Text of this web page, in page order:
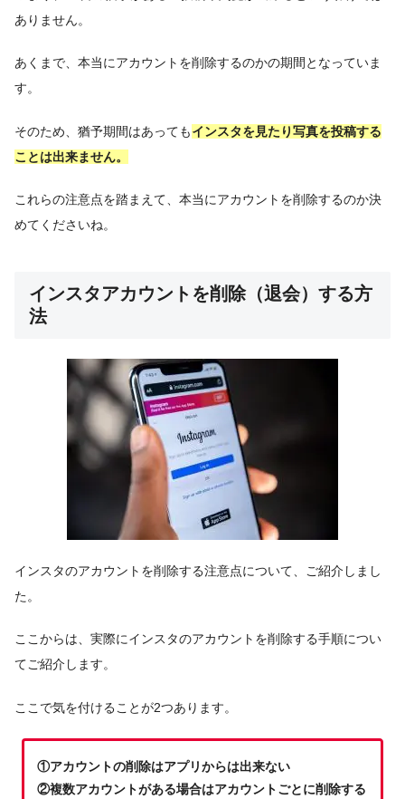
ありません。
あくまで、本当にアカウントを削除するのかの期間となっていま
す。
そのため、猶予期間はあってもインスタを見たり写真を投稿する
ことは出来ません。
これらの注意点を踏まえて、本当にアカウントを削除するのか決
めてくださいね。
インスタアカウントを削除（退会）する方
法
インスタのアカウントを削除する注意点について、ご紹介しまし
た。
ここからは、実際にインスタのアカウントを削除する手順につい
てご紹介します。
ここで気を付けることが2つあります。
①アカウントの削除はアプリからは出来ない
②複数アカウントがある場合はアカウントごとに削除する